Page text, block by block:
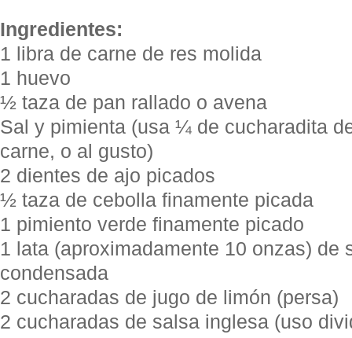
Ingredientes:
1 libra de carne de res molida
1 huevo
½ taza de pan rallado o avena
Sal y pimienta (usa ¼ de cucharadita
carne, o al gusto)
2 dientes de ajo picados
½ taza de cebolla finamente picada
1 pimiento verde finamente picado
1 lata (aproximadamente 10 onzas) de
condensada
2 cucharadas de jugo de limón (persa)
2 cucharadas de salsa inglesa (uso